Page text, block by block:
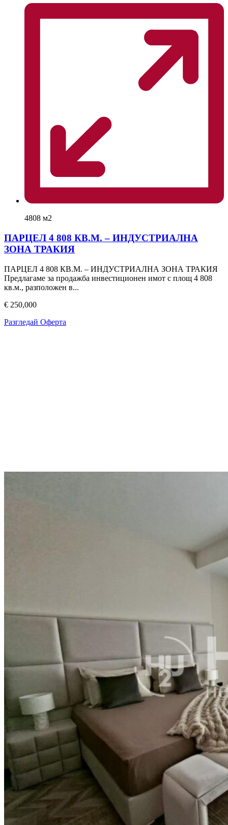
4808 м2
ПАРЦЕЛ 4 808 КВ.М. – ИНДУСТРИАЛНА
ЗОНА ТРАКИЯ
ПАРЦЕЛ 4 808 КВ.М. – ИНДУСТРИАЛНА ЗОНА ТРАКИЯ
Предлагаме за продажба инвестиционен имот с площ 4 808
кв.м., разположен в...
€ 250,000
Разгледай Оферта